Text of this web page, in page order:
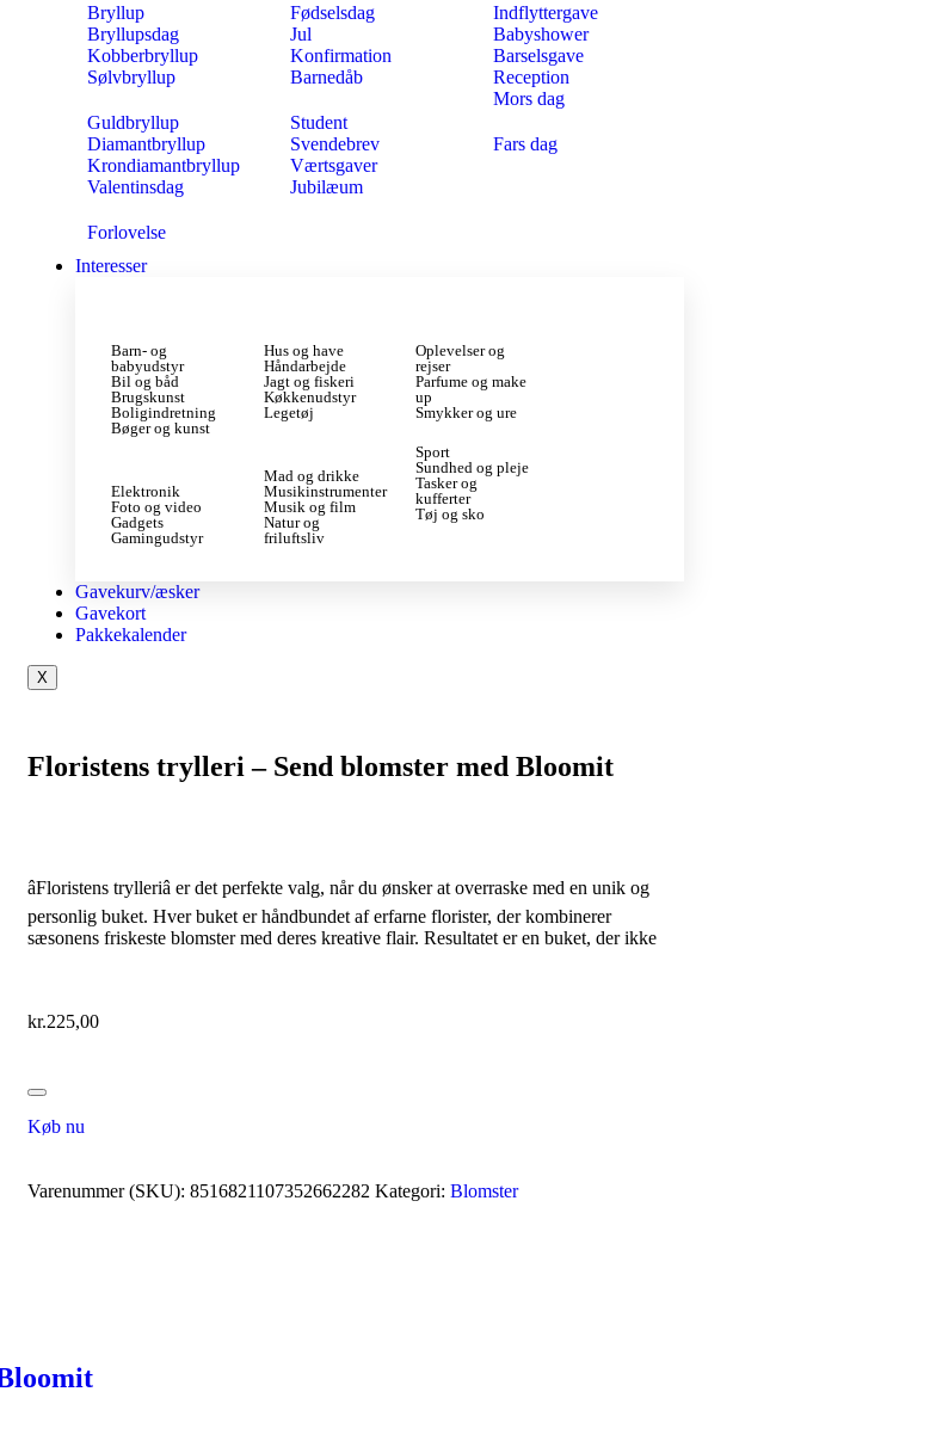
Bryllup
Bryllupsdag
Kobberbryllup
Sølvbryllup
Guldbryllup
Diamantbryllup
Krondiamantbryllup
Valentinsdag
Forlovelse
Fødselsdag
Jul
Konfirmation
Barnedåb
Student
Svendebrev
Værtsgaver
Jubilæum
Indflyttergave
Babyshower
Barselsgave
Reception
Mors dag
Fars dag
Interesser
Barn- og
babyudstyr
Bil og båd
Brugskunst
Boligindretning
Bøger og kunst
Elektronik
Foto og video
Gadgets
Gamingudstyr
Hus og have
Håndarbejde
Jagt og fiskeri
Køkkenudstyr
Legetøj
Mad og drikke
Musikinstrumenter
Musik og film
Natur og
friluftsliv
Oplevelser og
rejser
Parfume og make
up
Smykker og ure
Sport
Sundhed og pleje
Tasker og
kufferter
Tøj og sko
Gavekurv/æsker
Gavekort
Pakkekalender
X
Floristens trylleri – Send blomster med Bloomit
âFloristens trylleriâ er det perfekte valg, når du ønsker at overraske med en unik og
personlig buket. Hver buket er håndbundet af erfarne florister, der kombinerer
sæsonens friskeste blomster med deres kreative flair. Resultatet er en buket, der ikke
kr.225,00
Køb nu
Varenummer (SKU): 8516821107352662282 Kategori: Blomster